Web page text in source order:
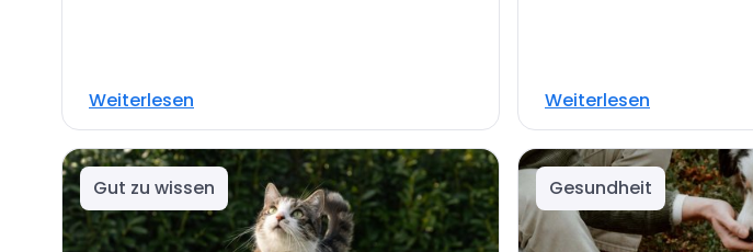
Weiterlesen Weiterlesen
Gut zu wissen Gesundheit